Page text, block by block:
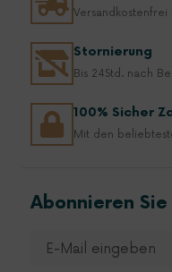
Stornierung
Bis 24Std. nach
100% Sicher
Mit den
Abonnieren